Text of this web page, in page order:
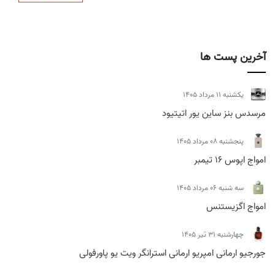
آخرین پست ها
يكشنبه 11 مرداد 1405
مرسدس بنز ساین یور اتیتیود
پنجشنبه 08 مرداد 1405
امواج اپوس 16 تیمبر
سه شنبه 06 مرداد 1405
امواج اگزیستنس
چهارشنبه 31 تیر 1405
جورجیو ارمانی امپریو ارمانی استرانگر ویت یو پاورفولی